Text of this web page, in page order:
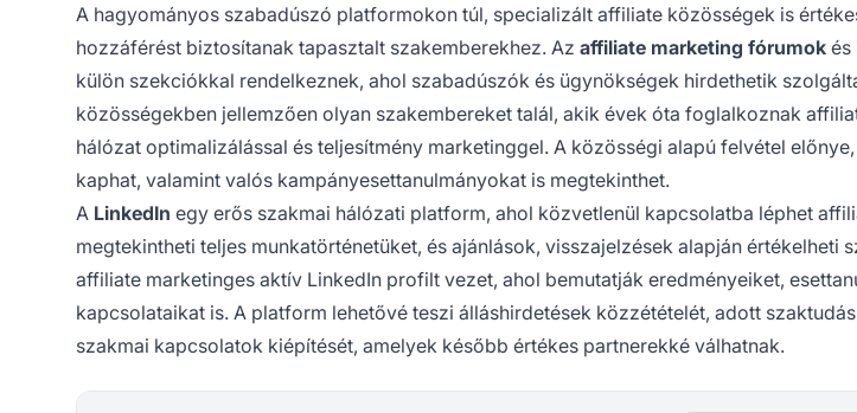
A hagyományos szabadúszó platformokon túl, specializált affiliate közösségek is
hozzáférést biztosítanak tapasztalt szakemberekhez. Az affiliate marketing fórumok és
külön szekciókkal rendelkeznek, ahol szabadúszók és ügynökségek hirdethetik
közösségekben jellemzően olyan szakembereket talál, akik évek óta foglalkoznak
hálózat optimalizálással és teljesítmény marketinggel. A közösségi alapú felvétel
kaphat, valamint valós kampányesettanulmányokat is megtekinthet.
A LinkedIn egy erős szakmai hálózati platform, ahol közvetlenül kapcsolatba léphet
megtekintheti teljes munkatörténetüket, és ajánlások, visszajelzések alapján értékelheti
affiliate marketinges aktív LinkedIn profilt vezet, ahol bemutatják eredményeiket,
kapcsolataikat is. A platform lehetővé teszi álláshirdetések közzétételét, adott
szakmai kapcsolatok kiépítését, amelyek később értékes partnerekké válhatnak.